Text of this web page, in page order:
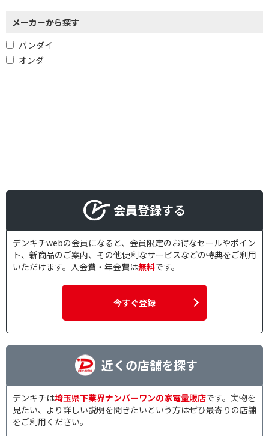
メーカーから探す
バンダイ
オンダ
会員登録する
デンキチwebの会員になると、会員限定のお得なセールやポイン
ト、新商品のご案内、その他便利なサービスなどの特典をご利用
いただけます。入会費・年会費は無料です。
今すぐ登録
近くの店舗を探す
デンキチは埼玉県下業界ナンバーワンの家電量販店です。実物を
見たい、より詳しい説明を聞きたいという方はぜひ最寄りの店舗
をご利用ください。